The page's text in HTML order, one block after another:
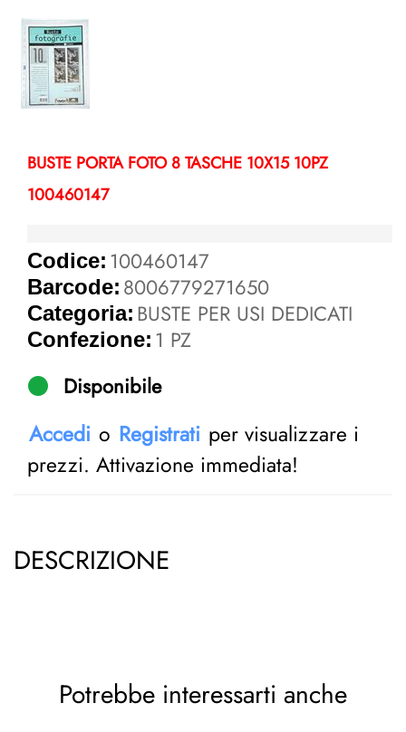
BUSTE PORTA FOTO 8 TASCHE 10X15 10PZ
100460147
Codice: 100460147
Barcode: 8006779271650
Categoria: BUSTE PER USI DEDICATI
Confezione: 1 PZ
Disponibile
Accedi o Registrati per visualizzare i
prezzi. Attivazione immediata!
DESCRIZIONE
Potrebbe interessarti anche